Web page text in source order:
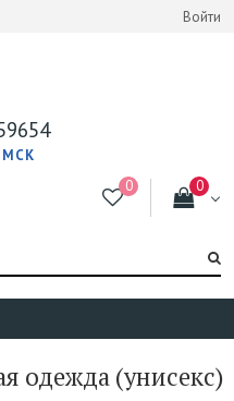
Войти
МСК
одежда (унисекс)